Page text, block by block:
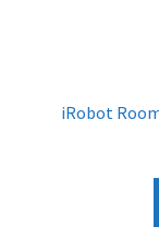
iRobot